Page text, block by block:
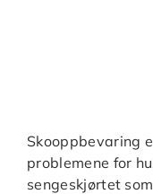
Skooppbevaring
problemene for
sengeskjørtet